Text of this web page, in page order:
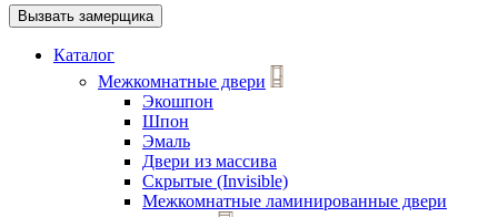
Вызвать замерщика
Каталог
Межкомнатные двери
Экошпон
Шпон
Эмаль
Двери из массива
Скрытые (Invisible)
Межкомнатные ламинированные двери